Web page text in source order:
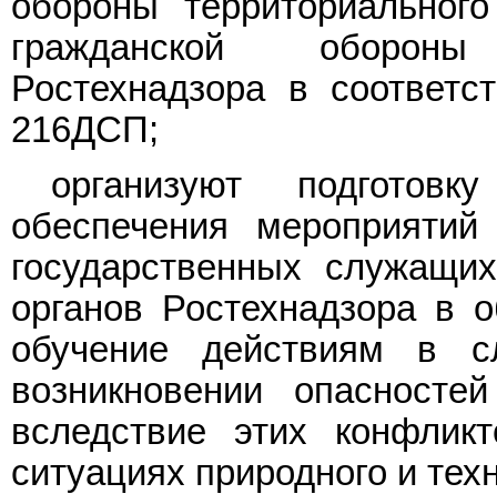
гражданской
Ростехнадзора в
216ДСП;
организуют
обеспечения
государственных
органов Ростехнадзора в
обучение действиям в
возникновении
вследствие этих
ситуациях природного и